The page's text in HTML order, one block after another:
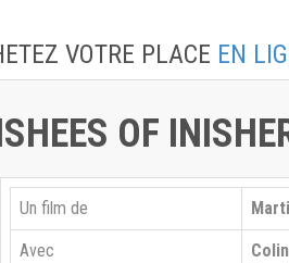
VOTRE PLACE EN
OF
Un film de
Avec